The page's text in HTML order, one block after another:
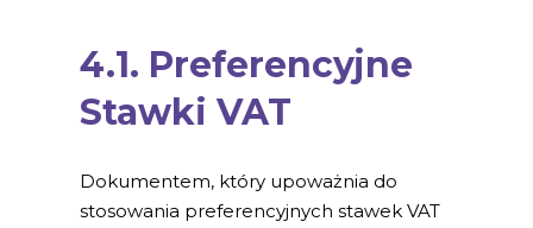
4.1. Preferencyjne
Stawki VAT
Dokumentem, który upoważnia do
stosowania preferencyjnych stawek VAT